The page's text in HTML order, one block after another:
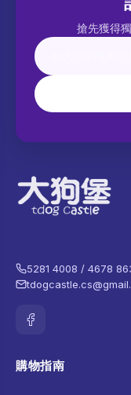
搶先獲得
5281 4008 / 4678
購物指南